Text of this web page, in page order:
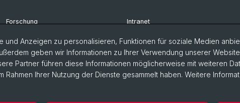
Forschung
Studium
Personen
Intranet
Newsletter
Kontakt & Anfahrt
und Anzeigen zu personalisieren, Funktionen für soziale Medien
geben wir Informationen zu Ihrer Verwendung unserer
Partner führen diese Informationen möglicherweise mit weiteren
Ihrer Nutzung der Dienste gesammelt haben. Weitere